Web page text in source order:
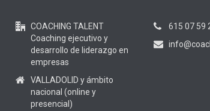
COACHING TALENT
Coaching ejecutivo y
desarrollo de liderazgo en
empresas
VALLADOLID y ámbito
nacional (online y
presencial)
615 07 59